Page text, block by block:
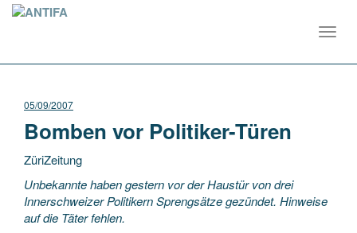
05/09/2007
Bomben vor Politiker-Türen
ZüriZeitung
Unbekannte haben gestern vor der Haustür von drei
Innerschweizer Politikern Sprengsätze gezündet. Hinweise
auf die Täter fehlen.